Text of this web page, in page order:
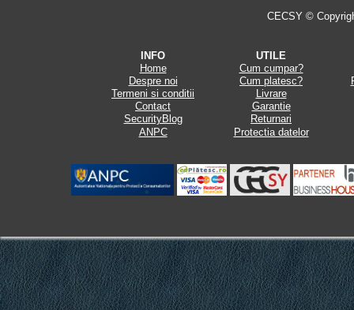
CECSY ©
INFO
UTILE
Home
Cum cumpar?
Despre noi
Cum platesc?
Termeni si conditii
Livrare
Contact
Garantie
SecurityBlog
Returnari
ANPC
Protectia datelor